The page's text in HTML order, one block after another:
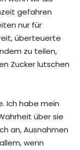
gefahren
nur für
überteuerte
zu teilen,
Zucker lutschen
Ich habe mein
über sie
an, Ausnahmen
wenn